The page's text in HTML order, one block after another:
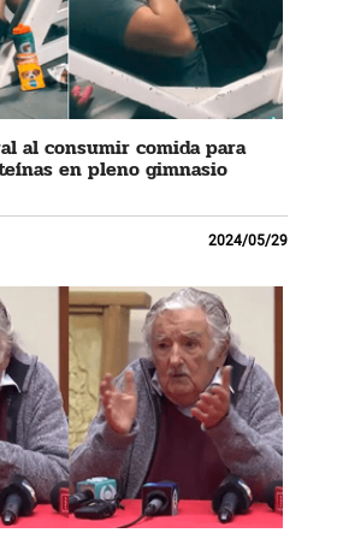
al consumir comida para
en pleno gimnasio
2024/05/29